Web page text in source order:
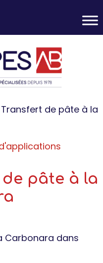
Transfert de pâte à la
pâte à la
Carbonara dans